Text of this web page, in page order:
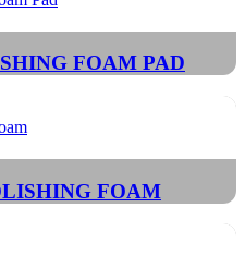
FOAM PAD
FOAM